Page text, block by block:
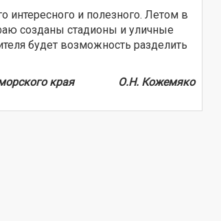
и полезного. Летом в
созданы стадионы и уличные
будет возможность разделить
края О.Н. Кожемяко